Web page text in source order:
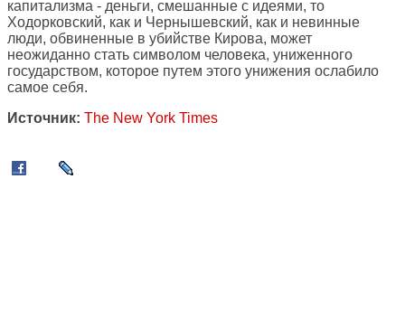
капитализма - деньги, смешанные с идеями, то
Ходорковский, как и Чернышевский, как и невинные
люди, обвиненные в убийстве Кирова, может
неожиданно стать символом человека, униженного
государством, которое путем этого унижения ослабило
самое себя.
Источник: The New York Times